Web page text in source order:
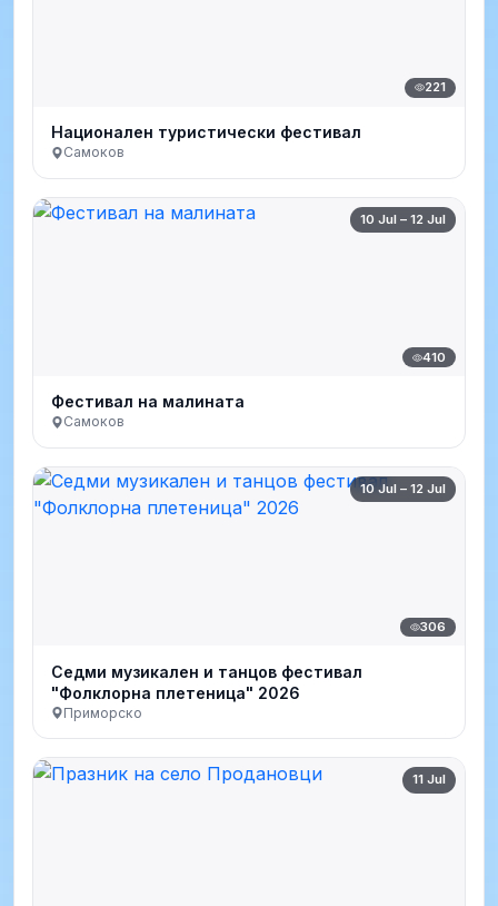
221
Национален туристически фестивал
Самоков
10 Jul – 12 Jul
410
Фестивал на малината
Самоков
10 Jul – 12 Jul
306
Седми музикален и танцов фестивал
"Фолклорна плетеница" 2026
Приморско
11 Jul